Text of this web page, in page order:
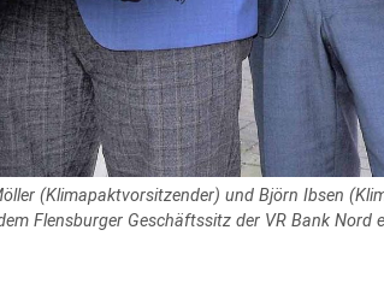
(Klimapaktvorsitzender) und Björn Ibsen
Flensburger Geschäftssitz der VR Bank Nord